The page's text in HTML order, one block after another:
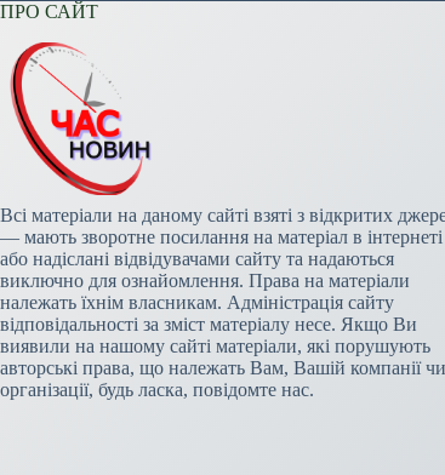
ПРО САЙТ
Всі матеріали на даному сайті взяті з відкритих
— мають зворотне посилання на матеріал в інтернеті
або надіслані відвідувачами сайту та надаються
виключно для ознайомлення. Права на матеріали
належать їхнім власникам. Адміністрація сайту
відповідальності за зміст матеріалу несе. Якщо Ви
виявили на нашому сайті матеріали, які порушують
авторські права, що належать Вам, Вашій компанії чи
організації, будь ласка, повідомте нас.